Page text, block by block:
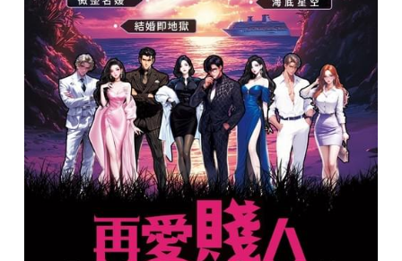
劇本殺介紹
新手須知
預約方法
主題房間
會員優惠
學生優惠